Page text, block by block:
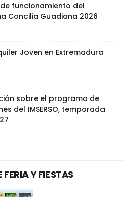
funcionamiento del
Concilia Guadiana 2026
Joven en Extremadura
sobre el programa de
del IMSERSO, temporada
FERIA Y FIESTAS